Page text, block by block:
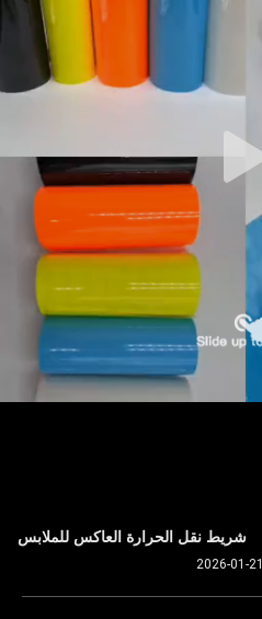
شريط نقل الحرارة العاكس للملابس
2026-01-21